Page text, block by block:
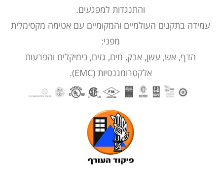
והתנגדות למפגעים.
עמידה בתקנים העולמיים והמקומיים עם אטימה מקסימלית
מפני:
הדף, אש, עשן, אבק, מים, גזים, כימיקלים והפרעות
אלקטרומגנטיות (EMC).